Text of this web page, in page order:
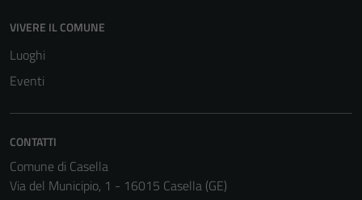
VIVERE IL COMUNE
Luoghi
Eventi
CONTATTI
Comune di Casella
Via del Municipio, 1 - 16015 Casella (GE)